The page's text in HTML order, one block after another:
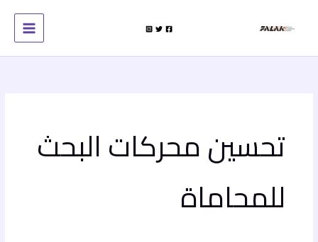
تحسين محركات البحث
للمحاماة